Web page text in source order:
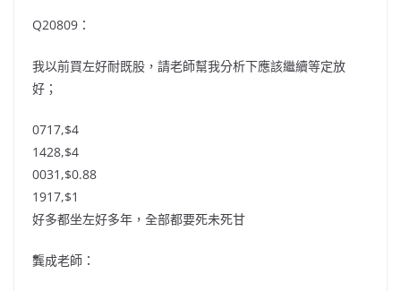
Q20809：
我以前買左好耐既股，請老師幫我分析下應該繼續等定放
好；
0717,$4
1428,$4
0031,$0.88
1917,$1
好多都坐左好多年，全部都要死未死甘
龔成老師：